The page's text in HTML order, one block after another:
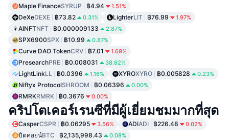
Maple FinanceSYRUP ฿4.94 1.51%
DeXeDEXE ฿73.82 0.31% LighterLIT ฿76.99 1.97%
AINFTNFT ฿0.000009133 2.87%
SPX6900SPX ฿10.99 0.87%
Curve DAO TokenCRV ฿7.01 1.69%
PresearchPRE ฿0.008031 38.62%
LightLinkLL ฿0.0396 1.16% XYROXYRO ฿0.005828 0.23%
Niftyx ProtocolSHROOM ฿0.06396 0.00%
RMRKRMRK ฿0.3676 0.00%
คริปโตเคอร์เรนซีที่มีผู้เยี่ยมชมมากที่สุด
CasperCSPR ฿0.06295 3.56% ADIADI ฿226.48 0.02%
บิตคอยน์BTC ฿2,135,998.43 0.08%